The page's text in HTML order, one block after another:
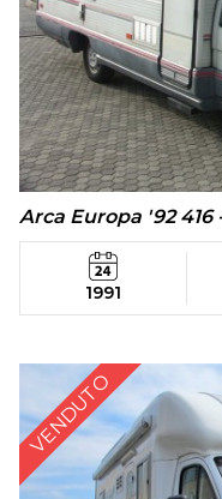
Arca Europa '92
1991
VENDUTO